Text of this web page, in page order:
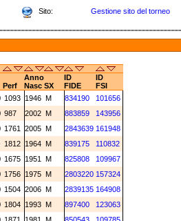
Sito: Gestione sito del torneo
Anno ID
ID
Perf Nasc SX FIDE
FSI
1093 1946 M 834190
101656
987 2002 M 883859
143956
1761 2005 M 2843639 161948
1812 1964 M 839175
110832
1675 1951 M 825808
109967
1756 1975 M 2803220 157324
1504 2006 M 2839135 164908
1804 1993 M 897400
123063